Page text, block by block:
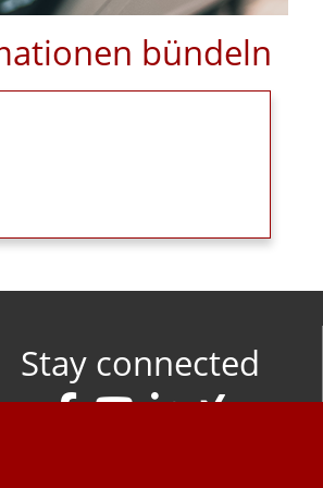
bündeln
Stay connected